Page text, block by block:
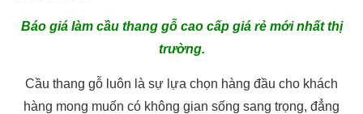
Báo giá làm cầu thang gỗ cao cấp giá rẻ mới nhất thị
trường.
Cầu thang gỗ luôn là sự lựa chọn hàng đầu cho khách
hàng mong muốn có không gian sống sang trọng, đẳng